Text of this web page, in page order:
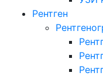
Рентген